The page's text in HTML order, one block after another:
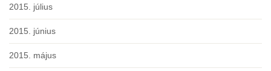
2015. július
2015. június
2015. május